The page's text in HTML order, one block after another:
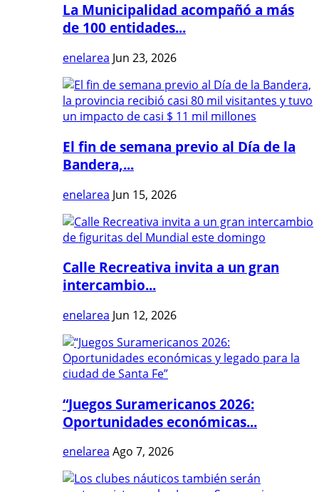
La Municipalidad acompañó a más
de 100 entidades...
enelarea Jun 23, 2026
El fin de semana previo al Día de la
Bandera,...
enelarea Jun 15, 2026
Calle Recreativa invita a un gran
intercambio...
enelarea Jun 12, 2026
“Juegos Suramericanos 2026:
Oportunidades económicas...
enelarea Ago 7, 2026